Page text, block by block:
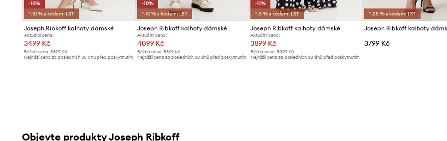
-10%
*-10 % s kódem: LST
Joseph Ribkoff kalhoty dámské
Aktuální cena:
3499 Kč
Běžná cena: 5399 Kč
Nejnižší cena za posledních 30 dnů před poskytnutím
-10%
*-10 % s kódem: LST
Joseph Ribkoff kalhoty dámské
Aktuální cena:
4099 Kč
Běžná cena:5399 Kč
Nejnižší cena za posledních 30 dnů před poskytnutím
-11%
*-5 % s kódem: LST
Joseph Ribkoff kalhoty dámské
Aktuální cena:
3899 Kč
Běžná cena: 5099 Kč
Nejnižší cena za posledních 30 dnů před poskytnutím
*-25 % s kódem: LST
Joseph Ribkoff kalhoty
3799 Kč
Objevte produkty Joseph Ribkoff